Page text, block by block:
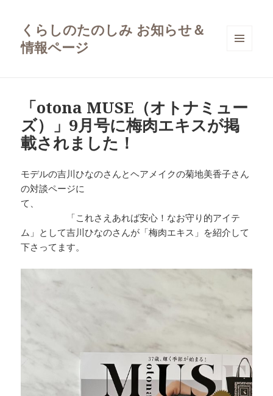
くらしのたのしみ お知らせ＆
情報ページ
「otona MUSE（オトナミュー
ズ）」9月号に梅肉エキスが掲
載されました！
モデルの吉川ひなのさんとヘアメイクの菊地美香子さん
の対談ページに
て、
「これさえあれば安心！なお守り的アイテ
ム」として吉川ひなのさんが「梅肉エキス」を紹介して
下さってます。